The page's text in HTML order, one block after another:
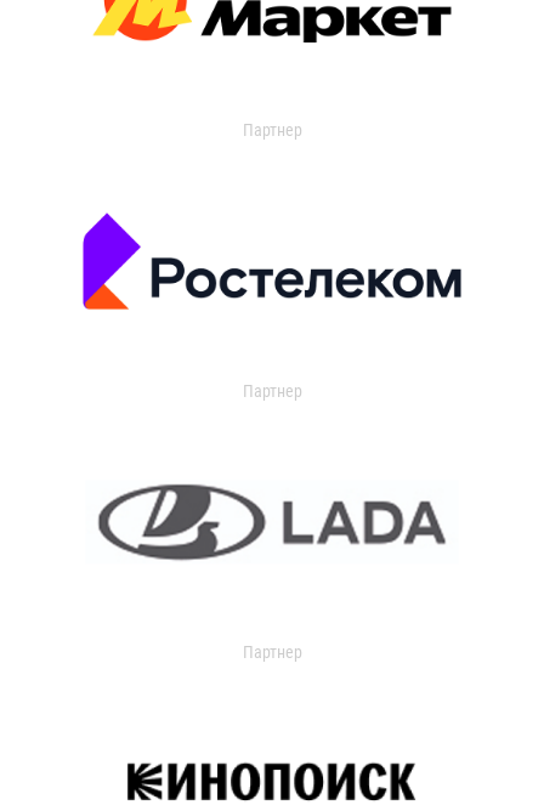
Партнер
Партнер
Партнер